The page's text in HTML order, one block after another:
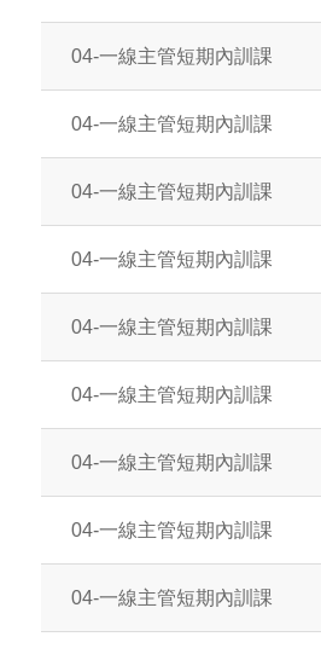
04-一線主管短期內訓課
04-一線主管短期內訓課
04-一線主管短期內訓課
04-一線主管短期內訓課
04-一線主管短期內訓課
04-一線主管短期內訓課
04-一線主管短期內訓課
04-一線主管短期內訓課
04-一線主管短期內訓課